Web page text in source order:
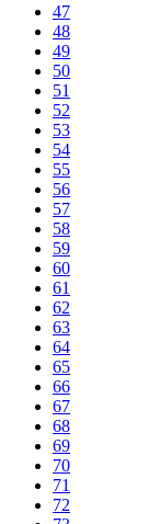
47
48
49
50
51
52
53
54
55
56
57
58
59
60
61
62
63
64
65
66
67
68
69
70
71
72